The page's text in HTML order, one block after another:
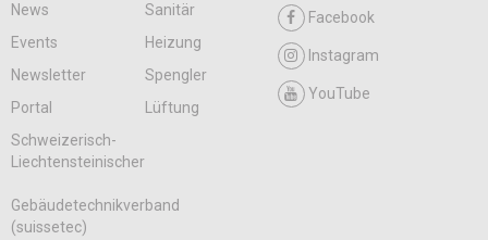
News
Sanitär
Events
Heizung
Newsletter
Spengler
Portal
Lüftung
Facebook
Instagram
YouTube
Schweizerisch-
Liechtensteinischer
Gebäudetechnikverband
(suissetec)